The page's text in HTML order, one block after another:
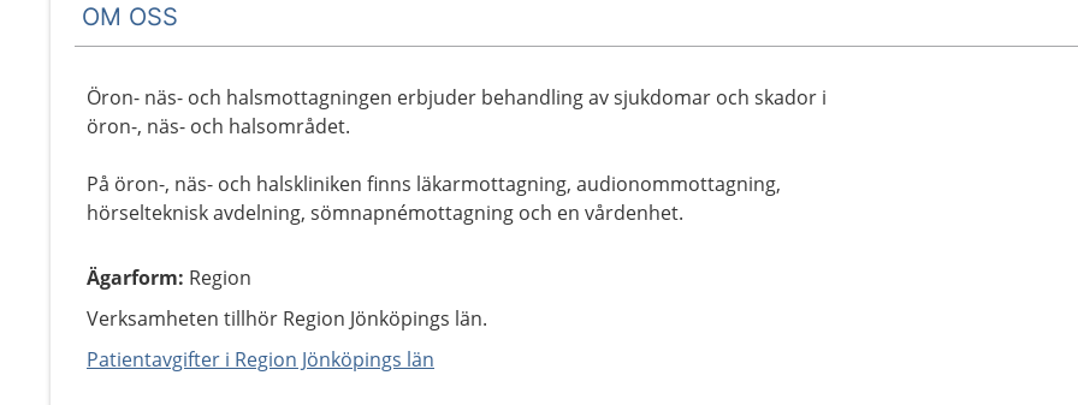
OM OSS
Öron- näs- och halsmottagningen erbjuder behandling av sjukdomar och skador i
öron-, näs- och halsområdet.
På öron-, näs- och halskliniken finns läkarmottagning, audionommottagning,
hörselteknisk avdelning, sömnapnémottagning och en vårdenhet.
Ägarform: Region
Verksamheten tillhör Region Jönköpings län.
Patientavgifter i Region Jönköpings län